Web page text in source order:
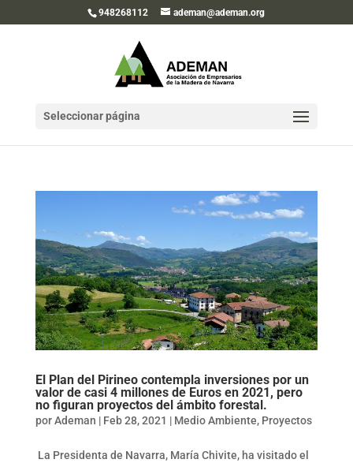
948268112 ademan@ademan.org
Seleccionar página
El Plan del Pirineo contempla inversiones por un
valor de casi 4 millones de Euros en 2021, pero
no figuran proyectos del ámbito forestal.
porAdeman | Feb 28, 2021 | Medio Ambiente, Proyectos
La Presidenta de Navarra, María Chivite, ha visitado el